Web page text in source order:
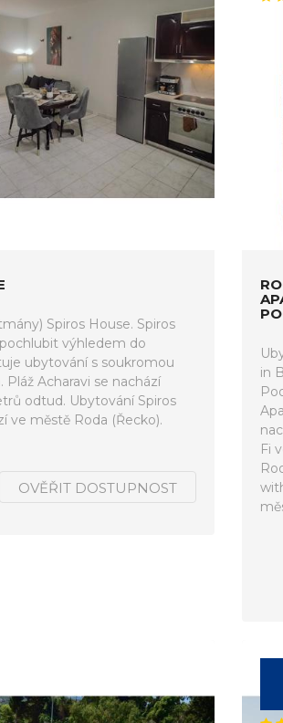
Spiros House. Spiros
výhledem do
ubytování s soukromou
Pláž Acharavi se nachází
odtud. Ubytování Spiros
ve městě Roda (Řecko).
OVĚŘIT DOSTUPNOST
in
Fi